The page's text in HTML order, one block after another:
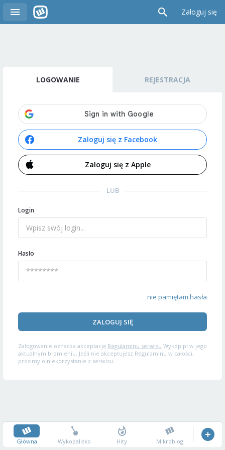
Zaloguj się
LOGOWANIE REJESTRACJA
Zaloguj się z Facebook
Zaloguj się z Apple
LUB
Login
Hasło
nie pamiętam hasła
ZALOGUJ SIĘ
Zalogowanie oznacza akceptację Regulaminu serwisu Wykop.pl w jego
aktualnym brzmieniu. Jeśli nie akceptujesz Regulaminu w całości,
prosimy o niekorzystanie z serwisu.
Główna Wykopalisko Hity Mikroblog